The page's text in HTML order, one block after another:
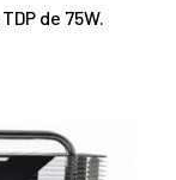
de 75W.